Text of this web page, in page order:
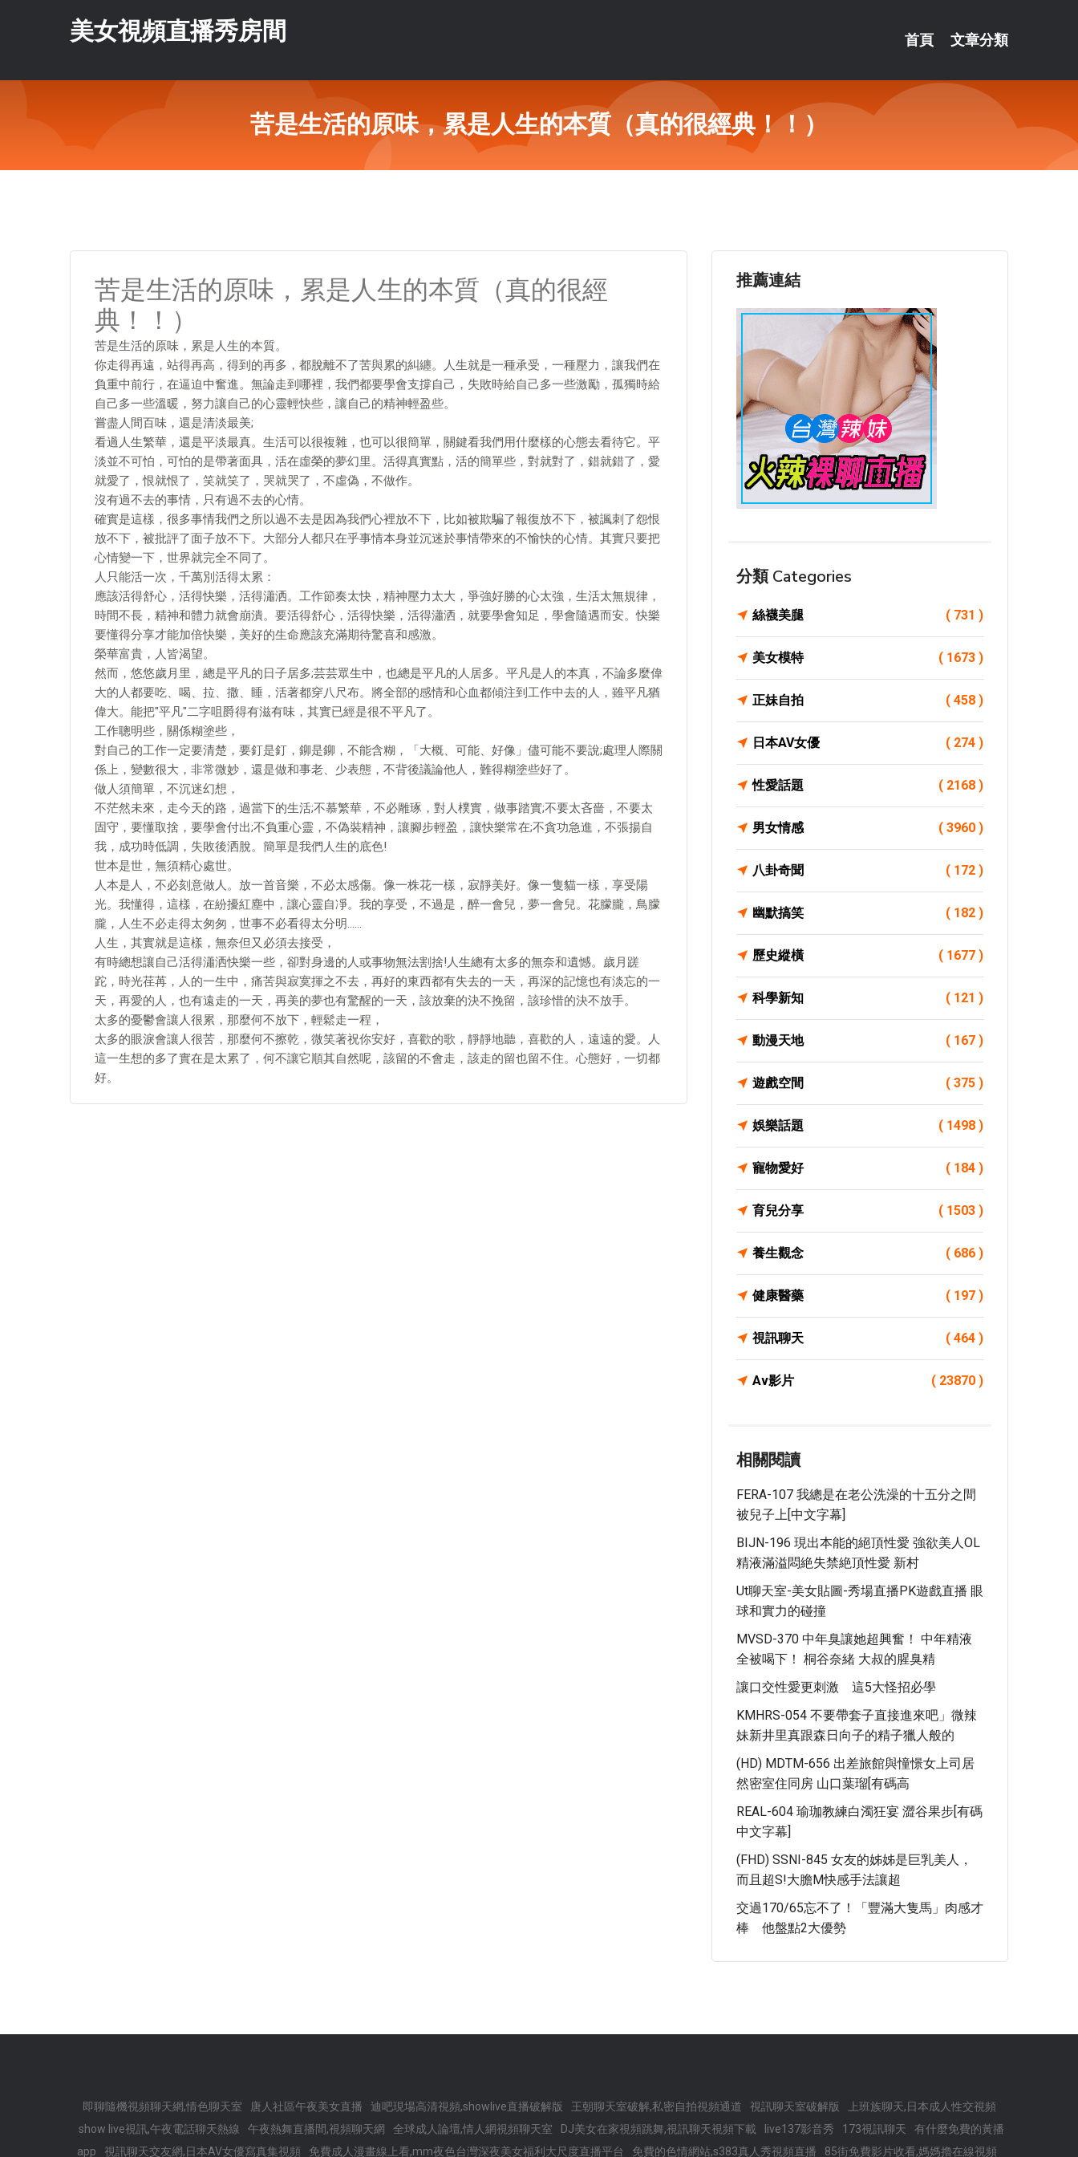
美女視頻直播秀房間 首頁 文章分類
苦是生活的原味，累是人生的本質（真的很經典！！）
苦是生活的原味，累是人生的本質（真的很經
典！！）
苦是生活的原味，累是人生的本質。
你走得再遠，站得再高，得到的再多，都脫離不了苦與累的糾纏。人生就是一種承受，一種壓力，讓我們在
負重中前行，在逼迫中奮進。無論走到哪裡，我們都要學會支撐自己，失敗時給自己多一些激勵，孤獨時給
自己多一些溫暖，努力讓自己的心靈輕快些，讓自己的精神輕盈些。
嘗盡人間百味，還是清淡最美;
看過人生繁華，還是平淡最真。生活可以很複雜，也可以很簡單，關鍵看我們用什麼樣的心態去看待它。平
淡並不可怕，可怕的是帶著面具，活在虛榮的夢幻里。活得真實點，活的簡單些，對就對了，錯就錯了，愛
就愛了，恨就恨了，笑就笑了，哭就哭了，不虛偽，不做作。
沒有過不去的事情，只有過不去的心情。
確實是這樣，很多事情我們之所以過不去是因為我們心裡放不下，比如被欺騙了報復放不下，被諷刺了怨恨
放不下，被批評了面子放不下。大部分人都只在乎事情本身並沉迷於事情帶來的不愉快的心情。其實只要把
心情變一下，世界就完全不同了。
人只能活一次，千萬別活得太累：
應該活得舒心，活得快樂，活得瀟洒。工作節奏太快，精神壓力太大，爭強好勝的心太強，生活太無規律，
時間不長，精神和體力就會崩潰。要活得舒心，活得快樂，活得瀟洒，就要學會知足，學會隨遇而安。快樂
要懂得分享才能加倍快樂，美好的生命應該充滿期待驚喜和感激。
榮華富貴，人皆渴望。
然而，悠悠歲月里，總是平凡的日子居多;芸芸眾生中，也總是平凡的人居多。平凡是人的本真，不論多麼偉
大的人都要吃、喝、拉、撒、睡，活著都穿八尺布。將全部的感情和心血都傾注到工作中去的人，雖平凡猶
偉大。能把"平凡"二字咀爵得有滋有味，其實已經是很不平凡了。
工作聰明些，關係糊塗些，
對自己的工作一定要清楚，要釘是釘，鉚是鉚，不能含糊，「大概、可能、好像」儘可能不要說;處理人際關
係上，變數很大，非常微妙，還是做和事老、少表態，不背後議論他人，難得糊塗些好了。
做人須簡單，不沉迷幻想，
不茫然未來，走今天的路，過當下的生活;不慕繁華，不必雕琢，對人樸實，做事踏實;不要太吝嗇，不要太
固守，要懂取捨，要學會付出;不負重心靈，不偽裝精神，讓腳步輕盈，讓快樂常在;不貪功急進，不張揚自
我，成功時低調，失敗後洒脫。簡單是我們人生的底色!
世本是世，無須精心處世。
人本是人，不必刻意做人。放一首音樂，不必太感傷。像一株花一樣，寂靜美好。像一隻貓一樣，享受陽
光。我懂得，這樣，在紛擾紅塵中，讓心靈自凈。我的享受，不過是，醉一會兒，夢一會兒。花朦朧，鳥朦
朧，人生不必走得太匆匆，世事不必看得太分明……
人生，其實就是這樣，無奈但又必須去接受，
有時總想讓自己活得瀟洒快樂一些，卻對身邊的人或事物無法割捨!人生總有太多的無奈和遺憾。歲月蹉
跎，時光荏苒，人的一生中，痛苦與寂寞揮之不去，再好的東西都有失去的一天，再深的記憶也有淡忘的一
天，再愛的人，也有遠走的一天，再美的夢也有驚醒的一天，該放棄的決不挽留，該珍惜的決不放手。
太多的憂鬱會讓人很累，那麼何不放下，輕鬆走一程，
太多的眼淚會讓人很苦，那麼何不擦乾，微笑著祝你安好，喜歡的歌，靜靜地聽，喜歡的人，遠遠的愛。人
這一生想的多了實在是太累了，何不讓它順其自然呢，該留的不會走，該走的留也留不住。心態好，一切都
好。
推薦連結
分類 Categories
絲襪美腿 ( 731 )
美女模特 ( 1673 )
正妹自拍 ( 458 )
日本AV女優 ( 274 )
性愛話題 ( 2168 )
男女情感 ( 3960 )
八卦奇聞 ( 172 )
幽默搞笑 ( 182 )
歷史縱橫 ( 1677 )
科學新知 ( 121 )
動漫天地 ( 167 )
遊戲空間 ( 375 )
娛樂話題 ( 1498 )
寵物愛好 ( 184 )
育兒分享 ( 1503 )
養生觀念 ( 686 )
健康醫藥 ( 197 )
視訊聊天 ( 464 )
Av影片 ( 23870 )
相關閱讀
FERA-107 我總是在老公洗澡的十五分之間
被兒子上[中文字幕]
BIJN-196 現出本能的絕頂性愛 強欲美人OL
精液滿溢悶絶失禁絶頂性愛 新村
Ut聊天室-美女貼圖-秀場直播PK遊戲直播 眼
球和實力的碰撞
MVSD-370 中年臭讓她超興奮！ 中年精液
全被喝下！ 桐谷奈緒 大叔的腥臭精
讓口交性愛更刺激 這5大怪招必學
KMHRS-054 不要帶套子直接進來吧」微辣
妹新井里真跟森日向子的精子獵人般的
(HD) MDTM-656 出差旅館與憧憬女上司居
然密室住同房 山口葉瑠[有碼高
REAL-604 瑜珈教練白濁狂宴 澀谷果步[有碼
中文字幕]
(FHD) SSNI-845 女友的姊姊是巨乳美人，
而且超S!大膽M快感手法讓超
交過170/65忘不了！「豐滿大隻馬」肉感才
棒 他盤點2大優勢
即聊隨機視頻聊天網,情色聊天室 唐人社區午夜美女直播 迪吧現場高清視頻,showlive直播破解版 王朝聊天室破解,私密自拍視頻通道 視訊聊天室破解版
上班族聊天,日本成人性交視頻
show live視訊,午夜電話聊天熱線
午夜熱舞直播間,視頻聊天網 全球成人論壇,情人網視頻聊天室 DJ美女在家視頻跳舞,視訊聊天視頻下載 live137影音秀 173視訊聊天
有什麼免費的黃播
app
視訊聊天交友網,日本AV女優寫真集視頻 免費成人漫畫線上看,mm夜色台灣深夜美女福利大尺度直播平台 免費的色情網站,s383真人秀視頻直播 85街免費影片收看,媽媽擼在線視頻